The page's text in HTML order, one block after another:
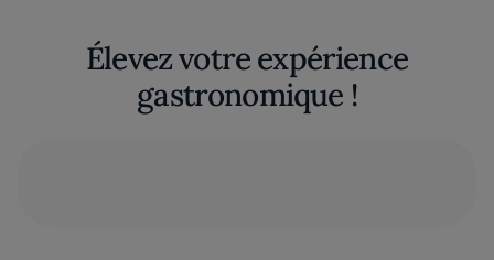
Élevez votre expérience
gastronomique !